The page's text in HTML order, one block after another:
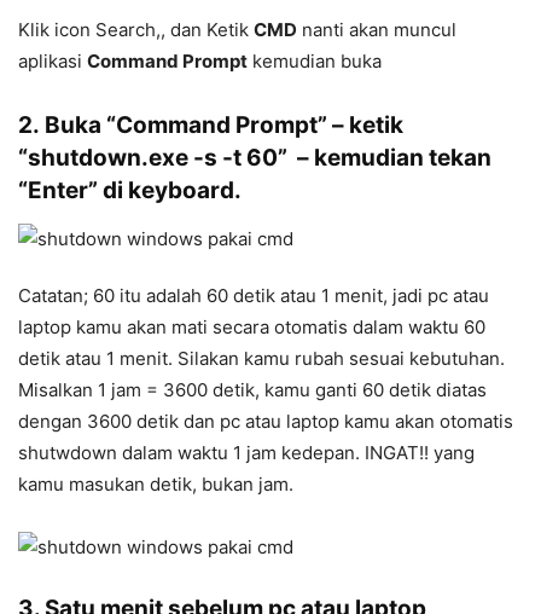
Klik icon Search,, dan Ketik CMD nanti akan muncul
aplikasi Command Prompt kemudian buka
2. Buka “Command Prompt” – ketik
“shutdown.exe -s -t 60” – kemudian tekan
“Enter” di keyboard.
Catatan; 60 itu adalah 60 detik atau 1 menit, jadi pc atau
laptop kamu akan mati secara otomatis dalam waktu 60
detik atau 1 menit. Silakan kamu rubah sesuai kebutuhan.
Misalkan 1 jam = 3600 detik, kamu ganti 60 detik diatas
dengan 3600 detik dan pc atau laptop kamu akan otomatis
shutwdown dalam waktu 1 jam kedepan. INGAT!! yang
kamu masukan detik, bukan jam.